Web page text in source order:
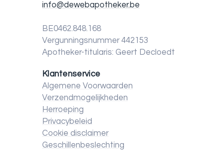
info@dewebapotheker.be
BE0462.848.168
Vergunningsnummer 442153
Apotheker-titularis: Geert Decloedt
Klantenservice
Algemene Voorwaarden
Verzendmogelijkheden
Herroeping
Privacybeleid
Cookie disclaimer
Geschillenbeslechting